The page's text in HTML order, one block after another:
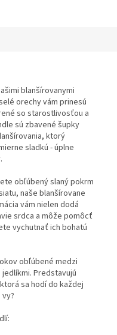
blanšírovanymi
orechy vám prinesú
so starostlivosťou a
sú zbavené šupky
ktorý
sladkú - úplne
obľúbený slaný pokrm
naše blanšírovane
vám nielen dodá
srdca a môže pomôcť
vychutnať ich bohatú
obľúbené medzi
Predstavujú
sa hodí do každej